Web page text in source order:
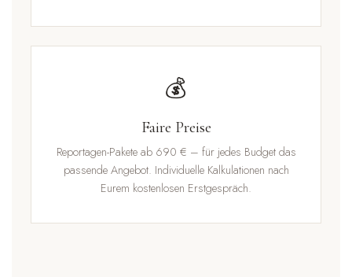
💰
Faire Preise
Reportagen-Pakete ab 690 € – für jedes Budget das
passende Angebot. Individuelle Kalkulationen nach
Eurem kostenlosen Erstgespräch.